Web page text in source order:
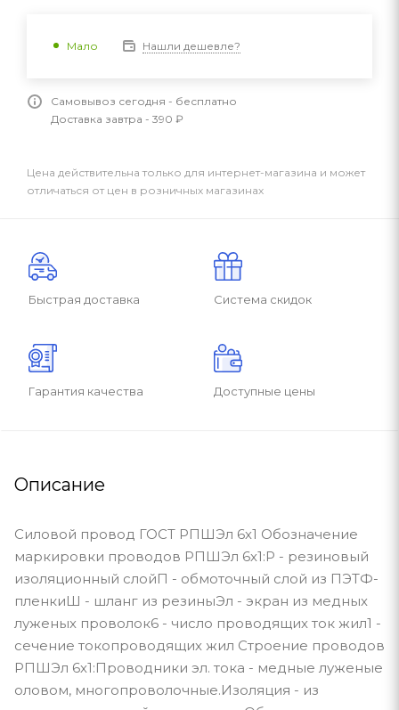
Мало Нашли дешевле?
Самовывоз сегодня - бесплатно
Доставка завтра - 390 ₽
Цена действительна только для интернет-магазина и может
отличаться от цен в розничных магазинах
Быстрая доставка Система скидок
Гарантия качества Доступные цены
Описание
Силовой провод ГОСТ РПШЭл 6х1 Обозначение
маркировки проводов РПШЭл 6х1:Р - резиновый
изоляционный слойП - обмоточный слой из ПЭТФ-
пленкиШ - шланг из резиныЭл - экран из медных
луженых проволок6 - число проводящих ток жил1 -
сечение токопроводящих жил Строение проводов
РПШЭл 6х1:Проводники эл. тока - медные луженые
оловом, многопроволочные.Изоляция - из